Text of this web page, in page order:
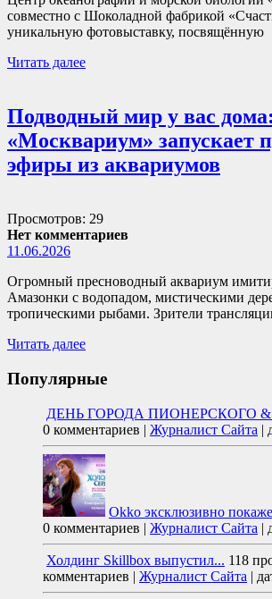
совместно с Шоколадной фабрикой
уникальную фотовыставку, посвящённую
Читать далее
Подводный мир у вас дома:
«Москвариум» запускает
эфиры из аквариумов
Просмотров: 29
Нет комментариев
11.06.2026
Огромный пресноводный аквариум
Амазонки с водопадом, мистическими
тропическими рыбами. Зрители
Читать далее
Популярные
ДЕНЬ ГОРОДА ПИОНЕРСКОГО
0 комментариев | Журналист Сайта |
Okko эксклюзивно
0 комментариев | Журналист Сайта |
Холдинг Skillbox выпустил... 118
комментариев | Журналист Сайта |